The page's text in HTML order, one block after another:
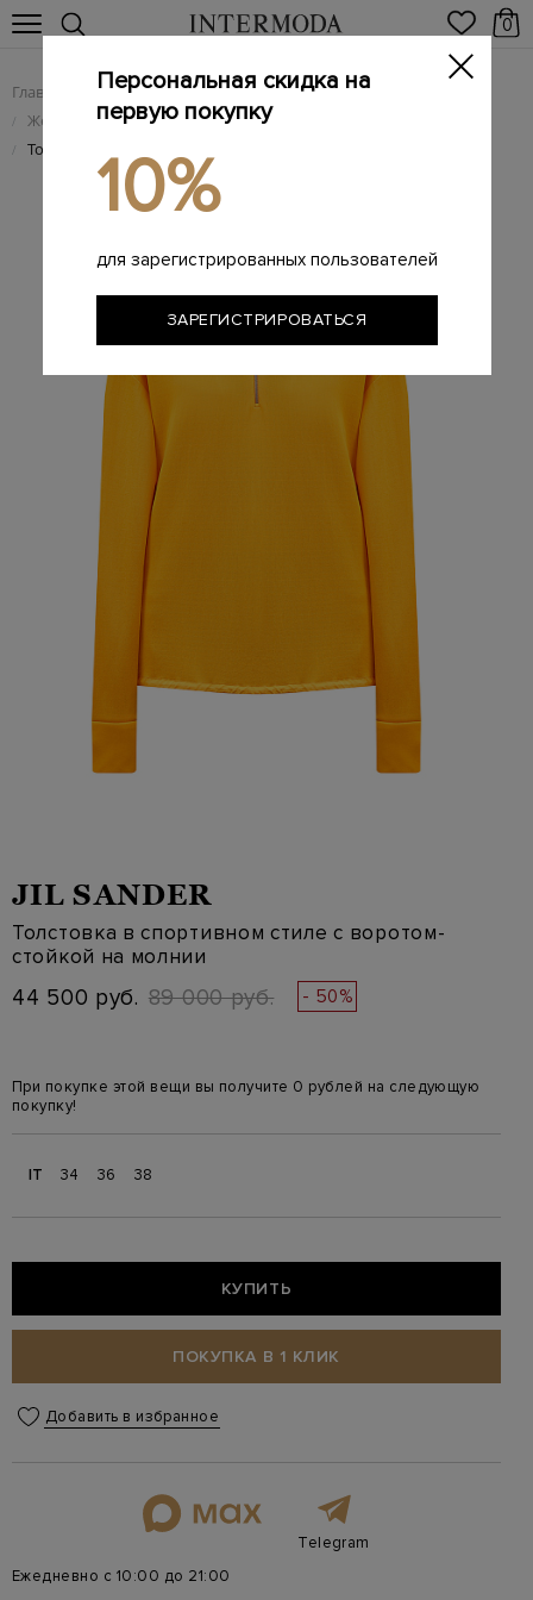
0
Главная Женщинам / Женская одежда
/ Женский трикотаж
/ Толстовка в спортивном стиле с воротом-стойкой на молнии
JIL SANDER
Толстовка в спортивном стиле с воротом-
стойкой на молнии
44 500 руб. 89 000 руб. - 50%
При покупке этой вещи вы получите 0 рублей на следующую
покупку!
IT 34 36 38
КУПИТЬ
ПОКУПКА В 1 КЛИК
Добавить в избранное
Telegram
Ежедневно с 10:00 до 21:00
Персональная скидка на
первую покупку
10%
для зарегистрированных пользователей
ЗАРЕГИСТРИРОВАТЬСЯ